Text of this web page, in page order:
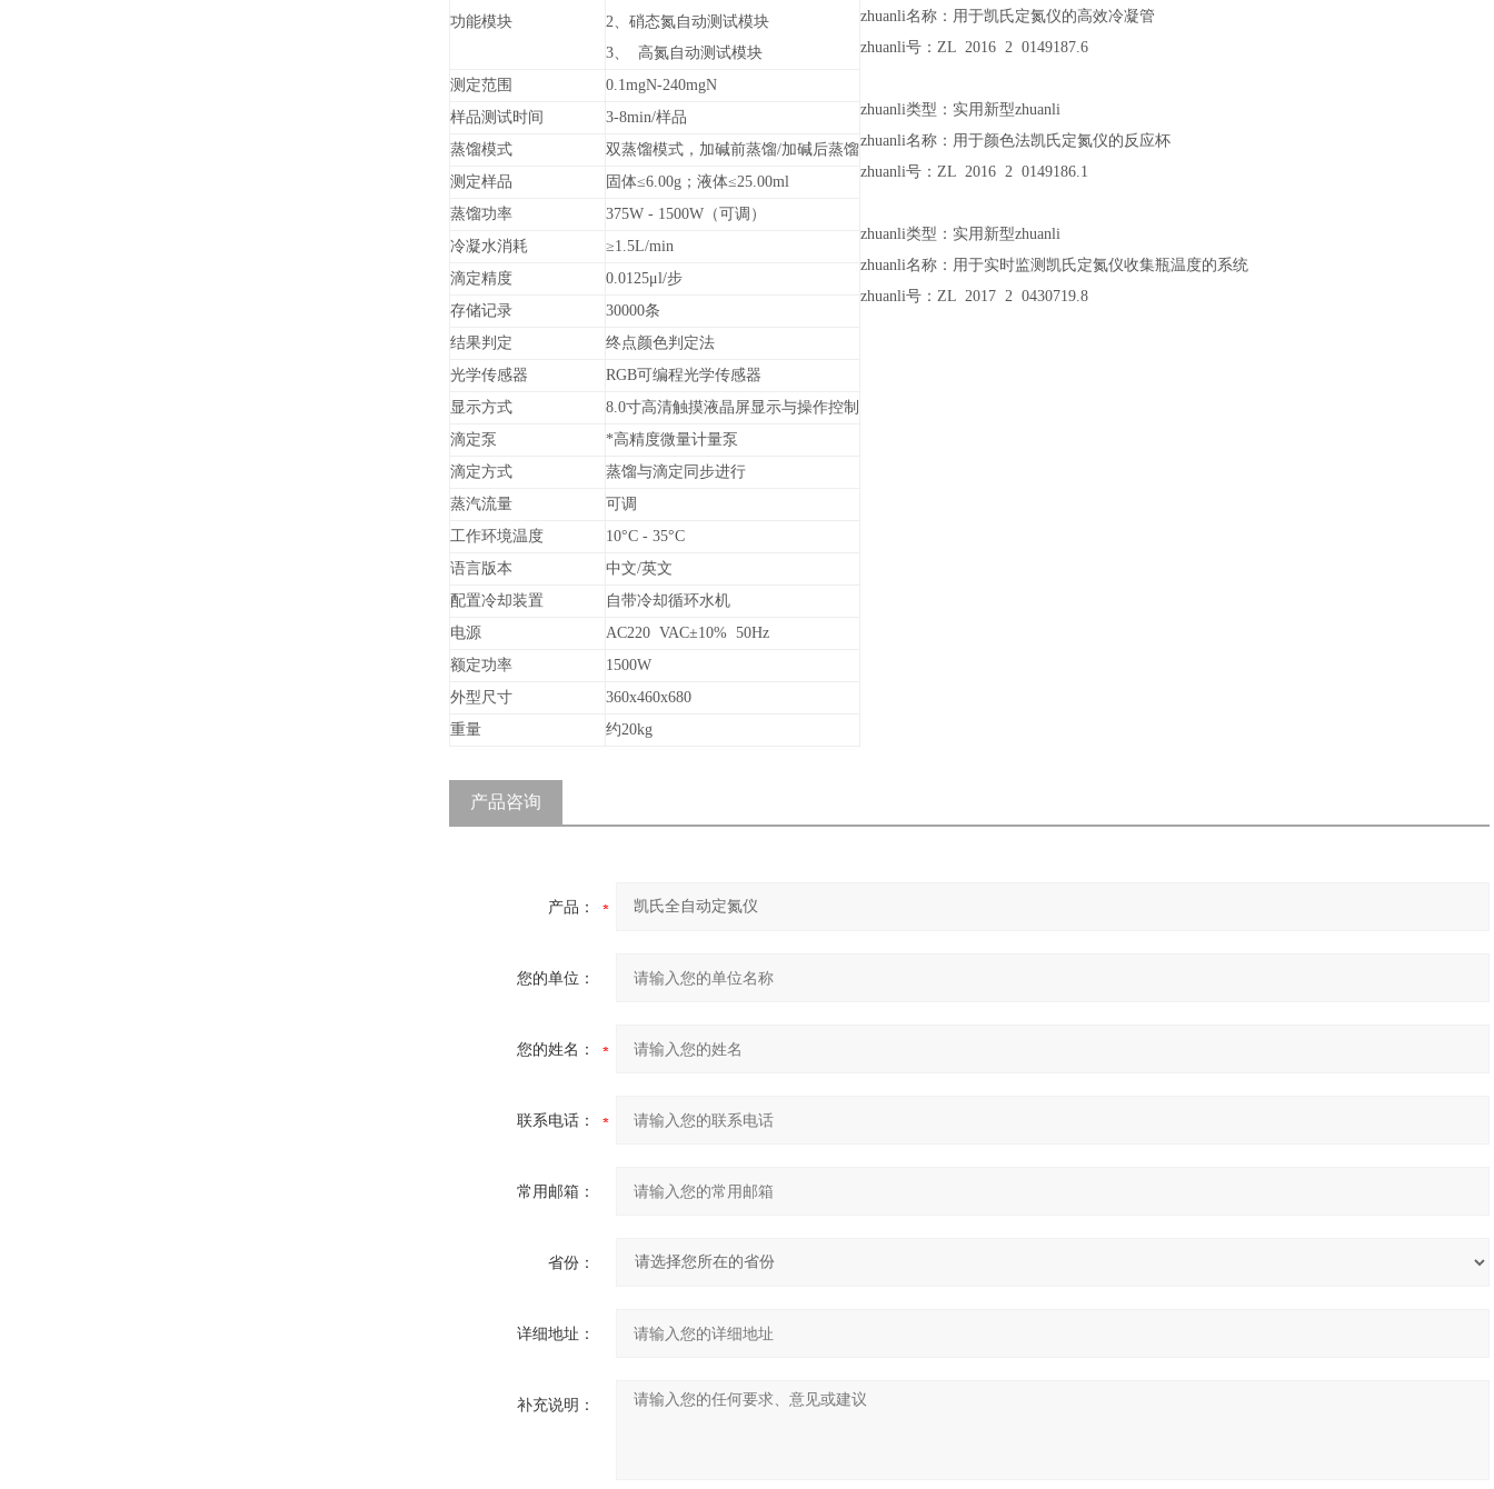
功能模块
2、硝态氮自动测试模块
3、 高氮自动测试模块
测定范围
0.1mgN-240mgN
样品测试时间
3-8min/样品
蒸馏模式
双蒸馏模式，加碱前蒸馏/加碱后蒸馏
测定样品
固体≤6.00g；液体≤25.00ml
蒸馏功率
375W - 1500W（可调）
冷凝水消耗
≥1.5L/min
滴定精度
0.0125μl/步
存储记录
30000条
结果判定
终点颜色判定法
光学传感器
RGB可编程光学传感器
显示方式
8.0寸高清触摸液晶屏显示与操作控制
滴定泵
*高精度微量计量泵
滴定方式
蒸馏与滴定同步进行
蒸汽流量
可调
工作环境温度
10°C - 35°C
语言版本
中文/英文
配置冷却装置
自带冷却循环水机
电源
AC220 VAC±10% 50Hz
额定功率
1500W
外型尺寸
360x460x680
重量
约20kg
zhuanli名称：用于凯氏定氮仪的高效冷凝管
zhuanli号：ZL 2016 2 0149187.6
zhuanli类型：实用新型zhuanli
zhuanli名称：用于颜色法凯氏定氮仪的反应杯
zhuanli号：ZL 2016 2 0149186.1
zhuanli类型：实用新型zhuanli
zhuanli名称：用于实时监测凯氏定氮仪收集瓶温度的系统
zhuanli号：ZL 2017 2 0430719.8
产品咨询
产品：
您的单位：
您的姓名：
联系电话：
常用邮箱：
省份：
详细地址：
补充说明：